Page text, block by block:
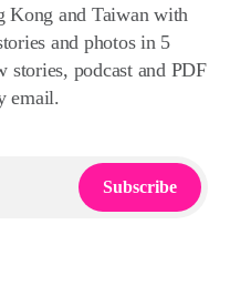
Kong and Taiwan with
and photos in 5
stories, podcast and PDF
email.
Subscribe